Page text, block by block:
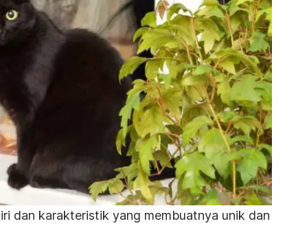
dan karakteristik yang membuatnya unik dan